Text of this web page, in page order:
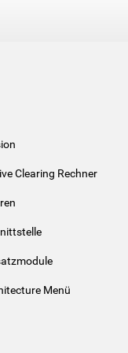
Clearing Rechner
Menü